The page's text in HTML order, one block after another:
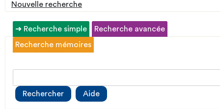
Nouvelle recherche
Recherche simple
Recherche avancée
Recherche mémoires